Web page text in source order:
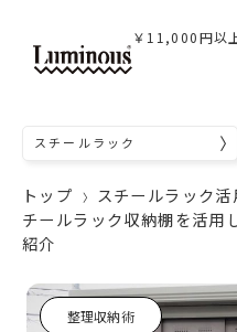
￥11,000円以
スチールラック
トップ スチールラック活
チールラック収納棚を活用
紹介
整理収納術